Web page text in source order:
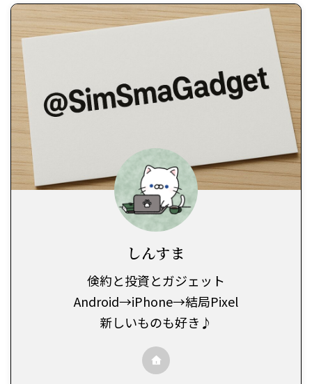
しんすま
倹約と投資とガジェット
Android→iPhone→結局Pixel
新しいものも好き♪